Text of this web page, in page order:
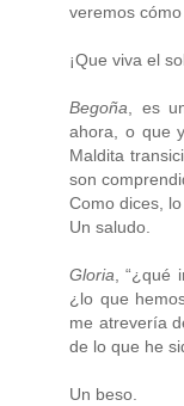
veremos
¡Que viva el
Begoña, es
ahora, o que
Maldita
son
Como dices,
Un saludo.
Gloria, “¿qué
¿lo que
me atrevería
de lo que he
Un beso.